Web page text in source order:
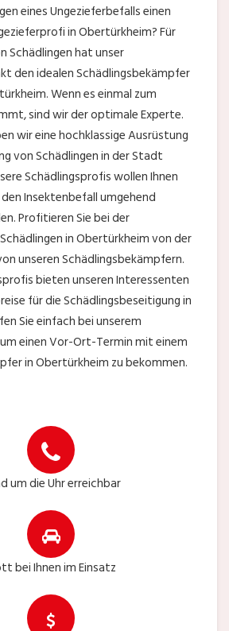
eines Ungezieferbefalls einen
in Obertürkheim? Für
Schädlingen hat unser
den idealen Schädlingsbekämpfer
Wenn es einmal zum
sind wir der optimale Experte.
wir eine hochklassige Ausrüstung
von Schädlingen in der Stadt
Schädlingsprofis wollen Ihnen
Insektenbefall umgehend
Profitieren Sie bei der
in Obertürkheim von der
unseren Schädlingsbekämpfern.
bieten unseren Interessenten
für die Schädlingsbeseitigung in
Sie einfach bei unserem
einen Vor-Ort-Termin mit einem
in Obertürkheim zu bekommen.
um die Uhr erreichbar
bei Ihnen im Einsatz